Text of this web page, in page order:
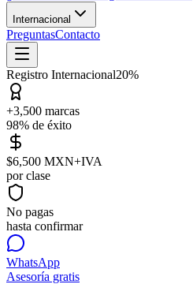
Internacional
PreguntasContacto
Registro Internacional20%
+3,500 marcas
98% de éxito
$6,500 MXN+IVA
por clase
No pagas
hasta confirmar
WhatsApp
Asesoría gratis